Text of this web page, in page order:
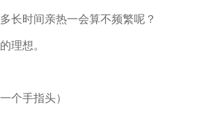
时间亲热一会算不频繁呢？
想。
手指头）